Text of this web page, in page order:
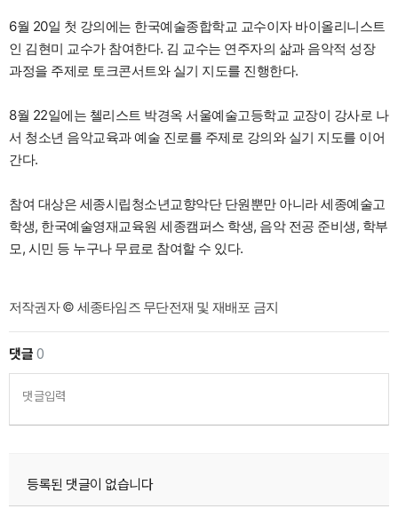
6월 20일 첫 강의에는 한국예술종합학교 교수이자 바이올리니스트
인 김현미 교수가 참여한다. 김 교수는 연주자의 삶과 음악적 성장
과정을 주제로 토크콘서트와 실기 지도를 진행한다.
8월 22일에는 첼리스트 박경옥 서울예술고등학교 교장이 강사로 나
서 청소년 음악교육과 예술 진로를 주제로 강의와 실기 지도를 이어
간다.
참여 대상은 세종시립청소년교향악단 단원뿐만 아니라 세종예술고
학생, 한국예술영재교육원 세종캠퍼스 학생, 음악 전공 준비생, 학부
모, 시민 등 누구나 무료로 참여할 수 있다.
저작권자 © 세종타임즈 무단전재 및 재배포 금지
댓글0
댓글입력
등록된 댓글이 없습니다